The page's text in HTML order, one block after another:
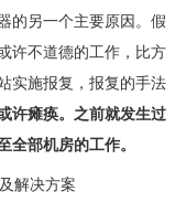
的另一个主要原因。假
许不道德的工作，比方
实施报复，报复的手法
许瘫痪。之前就发生过
全部机房的工作。
解决方案